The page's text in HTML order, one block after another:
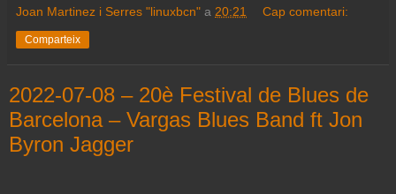
Joan Martinez i Serres "linuxbcn" a 20:21 Cap comentari:
Comparteix
2022-07-08 – 20è Festival de Blues de
Barcelona – Vargas Blues Band ft Jon
Byron Jagger